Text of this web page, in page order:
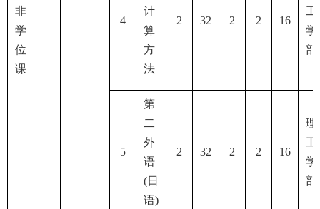
非
学
位
课
4
计
算
方
法
2 32 2 2 16
工
学
部
5
第
二
外
语
(日
语)
2 32 2 2 16
理
工
学
部